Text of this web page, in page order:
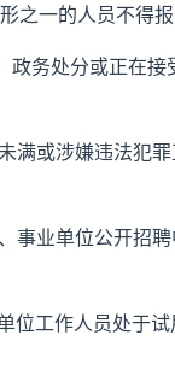
之一的人员不得报
政务处分或正在
满或涉嫌违法犯
事业单位公开招
位工作人员处于